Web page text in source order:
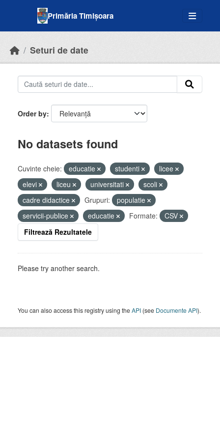
Primăria Timișoara
Seturi de date
Order by
No datasets found
Cuvinte cheie: educatie studenti
licee
elevi
liceu universitati
scoli
cadre didactice
Grupuri:
populatie
servicii-publice
educatie Formate:
CSV
Filtrează Rezultatele
Please try another search.
You can also access this registry using theAPI (see Documente API).